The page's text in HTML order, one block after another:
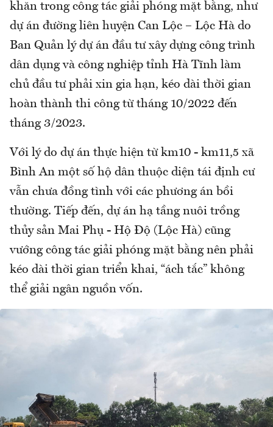
khăn trong công tác giải phóng mặt bằng, như
dự án đường liên huyện Can Lộc – Lộc Hà do
Ban Quản lý dự án đầu tư xây dựng công trình
dân dụng và công nghiệp tỉnh Hà Tĩnh làm
chủ đầu tư phải xin gia hạn, kéo dài thời gian
hoàn thành thi công từ tháng 10/2022 đến
tháng 3/2023.
Với lý do dự án thực hiện từ km10 - km11,5 xã
Bình An một số hộ dân thuộc diện tái định cư
vẫn chưa đồng tình với các phương án bồi
thường. Tiếp đến, dự án hạ tầng nuôi trồng
thủy sản Mai Phụ - Hộ Độ (Lộc Hà) cũng
vướng công tác giải phóng mặt bằng nên phải
kéo dài thời gian triển khai, “ách tắc” không
thể giải ngân nguồn vốn.